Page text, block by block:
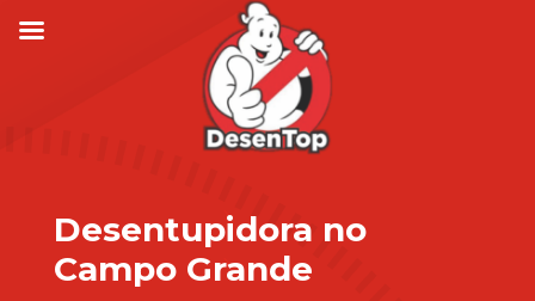
Desentupidora no
Campo Grande